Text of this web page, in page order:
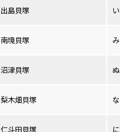
出島貝塚
南境貝塚
沼津貝塚
梨木畑貝塚
仁斗田貝塚